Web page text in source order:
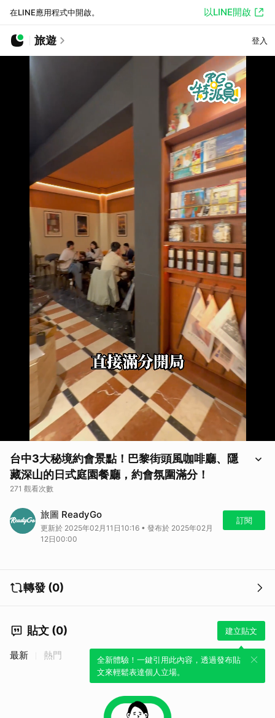
在LINE應用程式中開啟。 以LINE開啟
旅遊 登入
台中3大秘境約會景點！巴黎街頭風咖啡廳、隱
藏深山的日式庭園餐廳，約會氛圍滿分！
271 觀看次數
看更多台中相關影音：
包、燉飯一次滿足
更多旅遊節目都在ReadyGo YT 頻道
旅圖 ReadyGo
更新於 2025年02月11日10:16 • 發布於 2025年02月
12日00:00
訂閱
轉發 (0)
貼文 (0) 建立貼文
全新體驗！一鍵引用此內容，透過發布貼
文來輕鬆表達個人立場。
最新 熱門